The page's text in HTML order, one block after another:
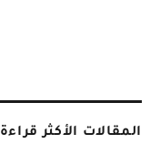
المقالات الأكثر قراءة